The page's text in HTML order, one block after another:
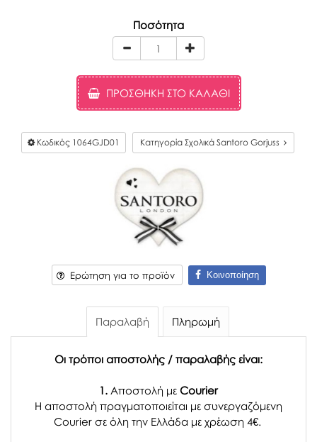
Ποσότητα
ΠΡΟΣΘΉΚΗ ΣΤΟ ΚΑΛΆΘΙ
Κωδικός 1064GJD01 Κατηγορία Σχολικά Santoro Gorjuss
Ερώτηση για το προϊόν Κοινοποίηση
Παραλαβή Πληρωμή
Οι τρόποι αποστολής / παραλαβής είναι:
1. Αποστολή με Courier
Η αποστολή πραγματοποιείται με συνεργαζόμενη
Courier σε όλη την Ελλάδα με χρέωση 4€.